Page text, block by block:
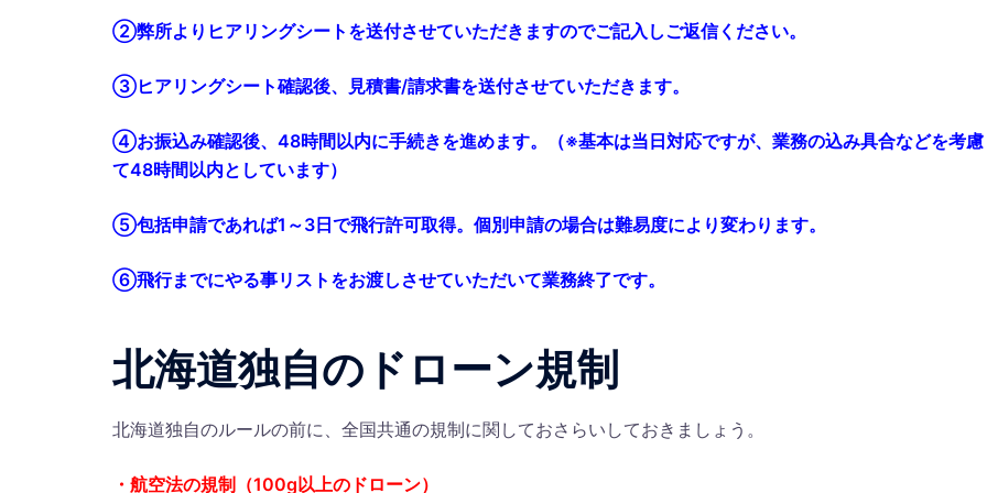
②弊所よりヒアリングシートを送付させていただきますのでご記入しご返信ください。
③ヒアリングシート確認後、見積書/請求書を送付させていただきます。
④お振込み確認後、48時間以内に手続きを進めます。（※基本は当日対応ですが、業務の込み具合などを考
て48時間以内としています）
⑤包括申請であれば1～3日で飛行許可取得。個別申請の場合は難易度により変わります。
⑥飛行までにやる事リストをお渡しさせていただいて業務終了です。
北海道独自のドローン規制
北海道独自のルールの前に、全国共通の規制に関しておさらいしておきましょう。
・航空法の規制（100g以上のドローン）